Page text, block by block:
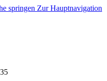
springen Zur Hauptnavigation